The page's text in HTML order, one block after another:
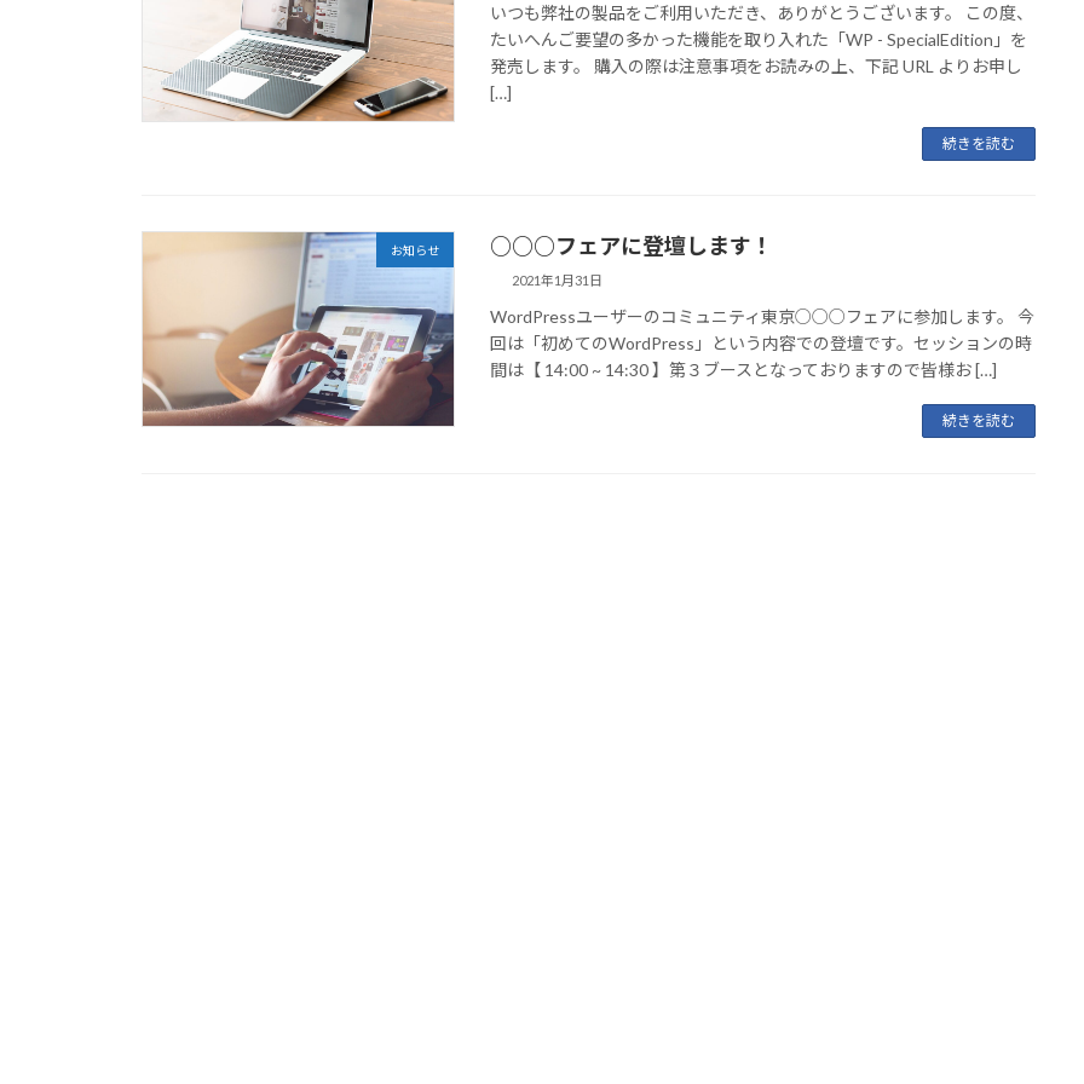
いつも弊社の製品をご利用いただき、ありがとうございます。 この度、
たいへんご要望の多かった機能を取り入れた「WP - SpecialEdition」を
発売します。 購入の際は注意事項をお読みの上、下記 URL よりお申し
[…]
続きを読む
お知らせ ○○○フェアに登壇します！
2021年1月31日
WordPressユーザーのコミュニティ東京○○○フェアに参加します。 今
回は「初めてのWordPress」という内容での登壇です。セッションの時
間は【 14:00 ~ 14:30 】第３ブースとなっておりますので皆様お […]
続きを読む